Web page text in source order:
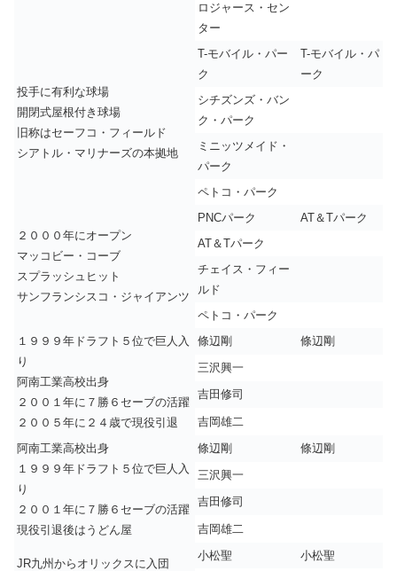
ロジャース・セン
ター
投手に有利な球場
開閉式屋根付き球場
旧称はセーフコ・フィールド
シアトル・マリナーズの本拠地
T-モバイル・パー
ク
T-モバイル・パ
ーク
シチズンズ・バン
ク・パーク
ミニッツメイド・
パーク
ペトコ・パーク
２０００年にオープン
マッコビー・コーブ
スプラッシュヒット
サンフランシスコ・ジャイアンツ
PNCパーク
AT＆Tパーク
AT＆Tパーク
チェイス・フィー
ルド
ペトコ・パーク
１９９９年ドラフト５位で巨人入
り
阿南工業高校出身
２００１年に７勝６セーブの活躍
２００５年に２４歳で現役引退
條辺剛
條辺剛
三沢興一
吉田修司
吉岡雄二
阿南工業高校出身
１９９９年ドラフト５位で巨人入
り
２００１年に７勝６セーブの活躍
現役引退後はうどん屋
條辺剛
條辺剛
三沢興一
吉田修司
吉岡雄二
JR九州からオリックスに入団
小松聖
小松聖